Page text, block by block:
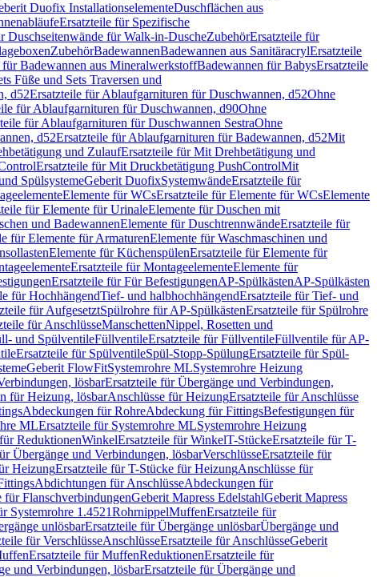
Duofix InstallationselementeDuschflächen aus
Ersatzteile für Spezifische
Duschseitenwände für Walk-in-DuscheZubehörErsatzteile für
ZubehörBadewannenBadewannen aus SanitäracrylErsatzteile
für Badewannen aus MineralwerkstoffBadewannen für BabysErsatzteile
Füße und Sets Traversen und
d52Ersatzteile für Ablaufgarnituren für Duschwannen, d52Ohne
für Ablaufgarnituren für Duschwannen, d90Ohne
für Ablaufgarnituren für Duschwannen SestraOhne
d52Ersatzteile für Ablaufgarnituren für Badewannen, d52Mit
und ZulaufErsatzteile für Mit Drehbetätigung und
Ersatzteile für Mit Druckbetätigung PushControlMit
SpülsystemeGeberit DuofixSystemwändeErsatzteile für
Elemente für WCsErsatzteile für Elemente für WCsElemente
für Elemente für UrinaleElemente für Duschen mit
und BadewannenElemente für DuschtrennwändeErsatzteile für
für Elemente für ArmaturenElemente für Waschmaschinen und
Elemente für KüchenspülenErsatzteile für Elemente für
Ersatzteile für MontageelementeElemente für
Ersatzteile für Für BefestigungenAP-SpülkästenAP-Spülkästen
für HochhängendTief- und halbhochhängendErsatzteile für Tief- und
für AufgesetztSpülrohre für AP-SpülkästenErsatzteile für Spülrohre
für AnschlüsseManschettenNippel, Rosetten und
und SpülventileFüllventileErsatzteile für FüllventileFüllventile für AP-
Ersatzteile für SpülventileSpül-Stopp-SpülungErsatzteile für Spül-
Geberit FlowFitSystemrohre MLSystemrohre Heizung
lösbarErsatzteile für Übergänge und Verbindungen,
für Heizung, lösbarAnschlüsse für HeizungErsatzteile für Anschlüsse
Abdeckungen für RohreAbdeckung für FittingsBefestigungen für
MLErsatzteile für Systemrohre MLSystemrohre Heizung
ReduktionenWinkelErsatzteile für WinkelT-StückeErsatzteile für T-
Übergänge und Verbindungen, lösbarVerschlüsseErsatzteile für
HeizungErsatzteile für T-Stücke für HeizungAnschlüsse für
Abdichtungen für AnschlüsseAbdeckungen für
für FlanschverbindungenGeberit Mapress EdelstahlGeberit Mapress
Systemrohre 1.4521RohrnippelMuffenErsatzteile für
unlösbarErsatzteile für Übergänge unlösbarÜbergänge und
für VerschlüsseAnschlüsseErsatzteile für AnschlüsseGeberit
Ersatzteile für MuffenReduktionenErsatzteile für
und Verbindungen, lösbarErsatzteile für Übergänge und